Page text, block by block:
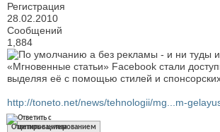
Регистрация
28.02.2010
Сообщений
1,884
а без рекламы - и ни туды
«Мгновенные статьи» Facebook стали
выделяя её с помощью стилей и спонсорских
http://toneto.net/news/tehnologii/mg...m-
Ответить с цитированием